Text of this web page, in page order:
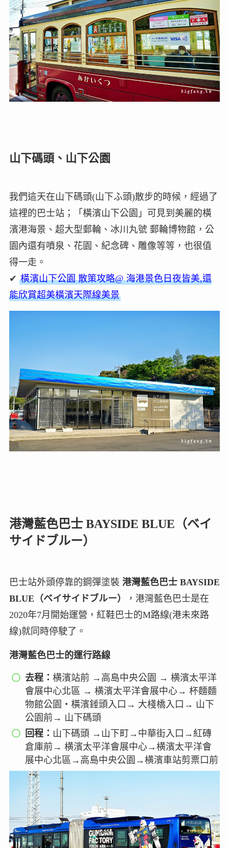
山下碼頭、山下公園
我們這天在山下碼頭(山下ふ頭)散步的時候，經過了
這裡的巴士站；「橫濱山下公園」可見到美麗的橫
濱港海景、超大型郵輪、冰川丸號 郵輪博物館，公
園內還有噴泉、花園、紀念碑、雕像等等，也很值
得一走。
✔ 橫濱山下公園 散策攻略@ 海港景色日夜皆美,還
能欣賞超美橫濱天際線美景
港灣藍色巴士 BAYSIDE BLUE（ベイ
サイドブルー）
巴士站外頭停靠的鋼彈塗裝 港灣藍色巴士 BAYSIDE
BLUE（ベイサイドブルー）
，港灣藍色巴士是在
2020年7月開始運營，紅鞋巴士的M路線(港未來路
線)就同時停駛了。
港灣藍色巴士的運行路線
去程：横濱站前 →高島中央公園 → 横濱太平洋
會展中心北區 → 横濱太平洋會展中心→ 杯麵麵
物館公園・橫濱錘頭入口→ 大棧橋入口→ 山下
公園前→ 山下碼頭
回程： 山下碼頭 →山下町→中華街入口→紅磚
倉庫前→ 横濱太平洋會展中心→横濱太平洋會
展中心北區→高島中央公園→横濱車站剪票口前